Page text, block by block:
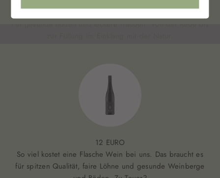
ECOVIN BIO-WEIN
12 EURO
So viel kostet eine Flasche Wein bei uns. Das braucht es
für spitzen Qualität, faire Löhne und gesunde Weinberge